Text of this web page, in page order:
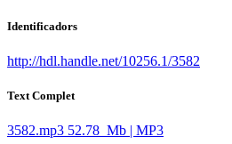
Identificadors
http://hdl.handle.net/10256.1/3582
Text Complet
3582.mp3 52.78 Mb | MP3